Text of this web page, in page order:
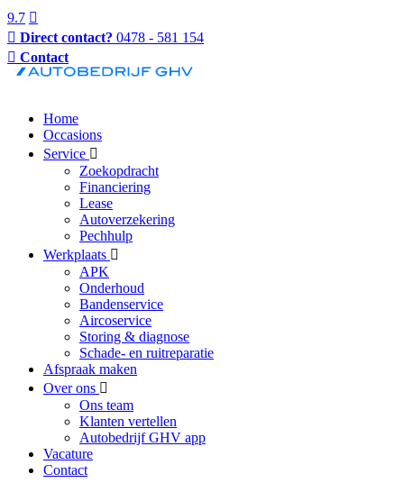
9.7
Direct contact? 0478 - 581 154
Contact
Home
Occasions
Service
Zoekopdracht
Financiering
Lease
Autoverzekering
Pechhulp
Werkplaats
APK
Onderhoud
Bandenservice
Aircoservice
Storing & diagnose
Schade- en ruitreparatie
Afspraak maken
Over ons
Ons team
Klanten vertellen
Autobedrijf GHV app
Vacature
Contact